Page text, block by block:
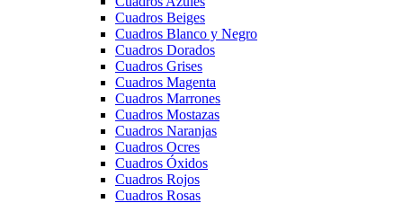
Cuadros Beiges
Cuadros Blanco y Negro
Cuadros Dorados
Cuadros Grises
Cuadros Magenta
Cuadros Marrones
Cuadros Mostazas
Cuadros Naranjas
Cuadros Ocres
Cuadros Óxidos
Cuadros Rojos
Cuadros Rosas